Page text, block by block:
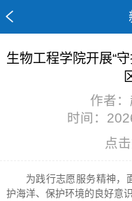
生物工程学院开展“
作者
时间：
点
为践行志愿服务精神，
护海洋、保护环境的良好意